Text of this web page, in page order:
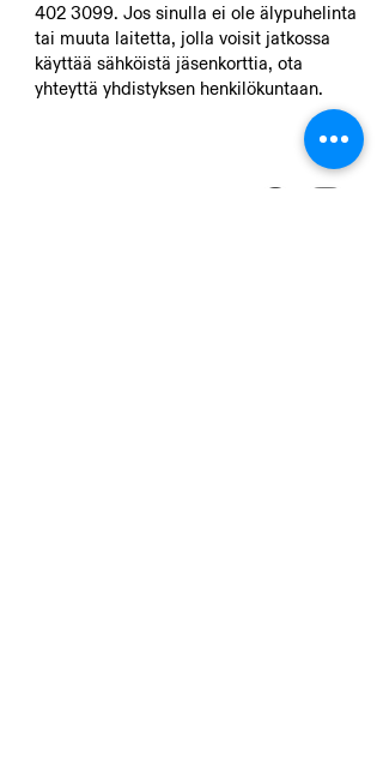
402 3099. Jos sinulla ei ole älypuhelinta
tai muuta laitetta, jolla voisit jatkossa
käyttää sähköistä jäsenkorttia, ota
yhteyttä yhdistyksen henkilökuntaan.